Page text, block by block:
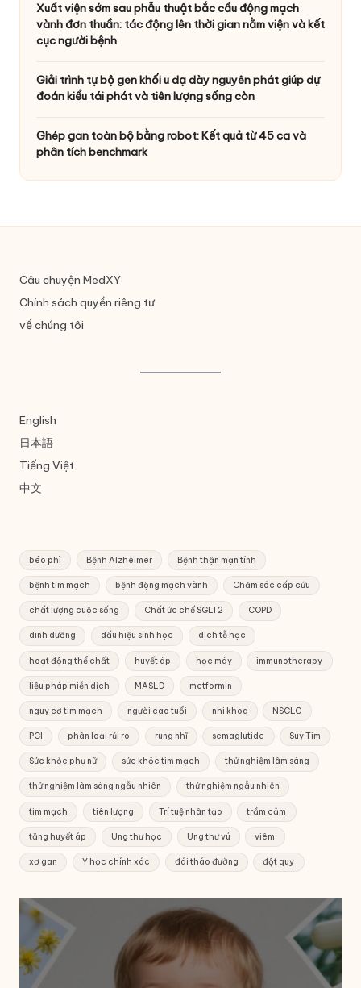
Xuất viện sớm sau phẫu thuật bắc cầu động mạch
vành đơn thuần: tác động lên thời gian nằm viện và kết
cục người bệnh
Giải trình tự bộ gen khối u dạ dày nguyên phát giúp dự
đoán kiểu tái phát và tiên lượng sống còn
Ghép gan toàn bộ bằng robot: Kết quả từ 45 ca và
phân tích benchmark
Câu chuyện MedXY
Chính sách quyền riêng tư
về chúng tôi
English
日本語
Tiếng Việt
中文
béo phì Bệnh Alzheimer Bệnh thận mạn tính
bệnh tim mạch bệnh động mạch vành Chăm sóc cấp cứu
chất lượng cuộc sống Chất ức chế SGLT2 COPD
dinh dưỡng dấu hiệu sinh học dịch tễ học
hoạt động thể chất huyết áp học máy immunotherapy
liệu pháp miễn dịch MASLD metformin
nguy cơ tim mạch người cao tuổi nhi khoa NSCLC
PCI phân loại rủi ro rung nhĩ semaglutide Suy Tim
Sức khỏe phụ nữ sức khỏe tim mạch thử nghiệm lâm sàng
thử nghiệm lâm sàng ngẫu nhiên thử nghiệm ngẫu nhiên
tim mạch tiên lượng Trí tuệ nhân tạo trầm cảm
tăng huyết áp Ung thư học Ung thư vú viêm
xơ gan Y học chính xác đái tháo đường đột quỵ